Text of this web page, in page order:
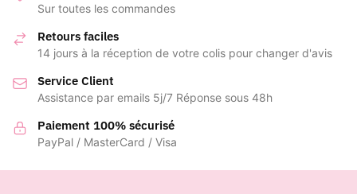
Sur toutes les commandes
Retours faciles
14 jours à la réception de votre colis pour changer d'avis
Service Client
Assistance par emails 5j/7 Réponse sous 48h
Paiement 100% sécurisé
PayPal / MasterCard / Visa